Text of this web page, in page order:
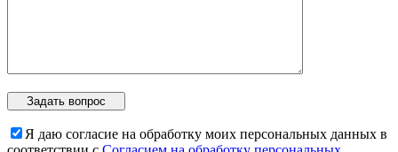
Я даю согласие на обработку моих персональных данных в